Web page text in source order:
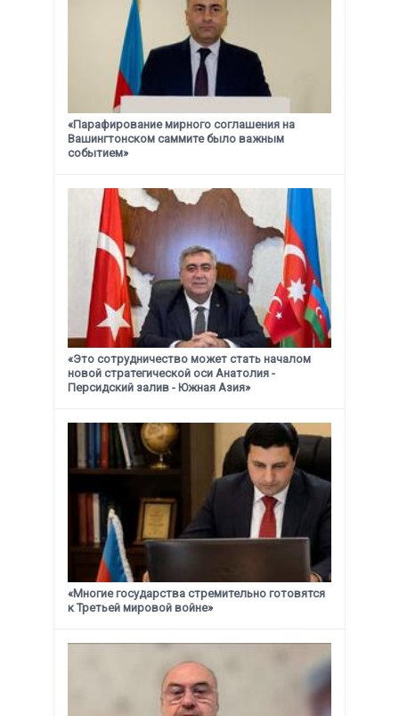
«Парафирование мирного соглашения на
Вашингтонском саммите было важным
событием»
«Это сотрудничество может стать началом
новой стратегической оси Анатолия -
Персидский залив - Южная Азия»
«Многие государства стремительно готовятся
к Третьей мировой войне»